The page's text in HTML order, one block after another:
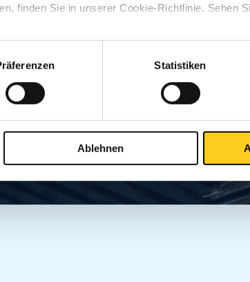
finden Sie in unserer Cookie-Richtlinie. Sehen
Statistiken
Ablehnen
geschikt
en is
Relatief hoog
Moeilijk lasbaar
Lage